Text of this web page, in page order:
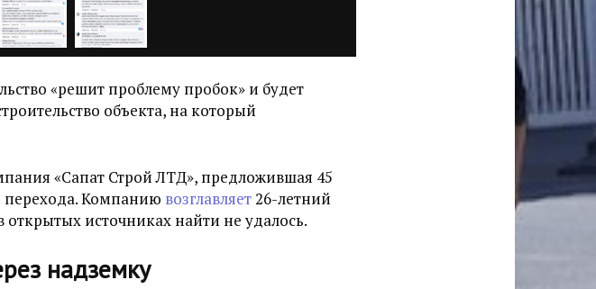
«решит проблему пробок» и будет
объекта, на который
«Сапат Строй ЛТД», предложившая 45
перехода. Компанию возглавляет26-летний
источниках найти не удалось.
надземку